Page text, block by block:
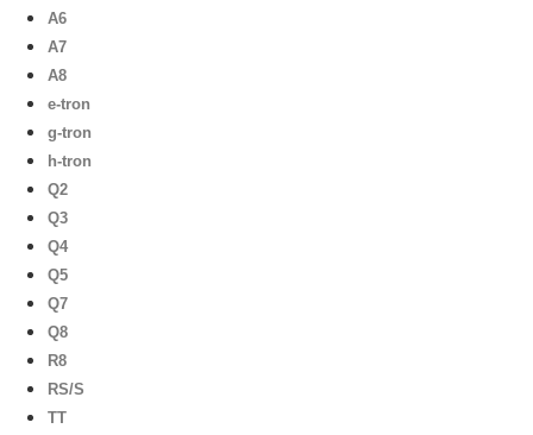
A6
A7
A8
e-tron
g-tron
h-tron
Q2
Q3
Q4
Q5
Q7
Q8
R8
RS/S
TT